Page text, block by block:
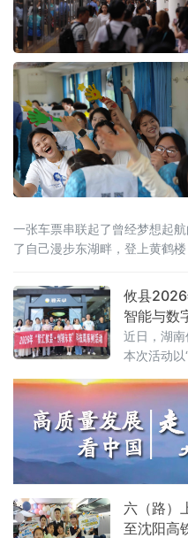
一张车票串联起了曾经梦想起
了自己漫步东湖畔，登上黄鹤
攸县
智能与数
近日，湖
本次活动以
及“培育好
位展示了
绿色发展
攸县的高质
六（路）
至沈阳高